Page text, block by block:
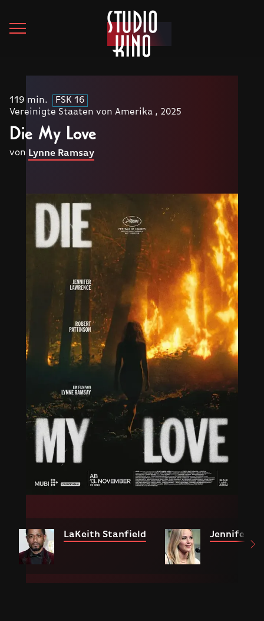
119 min.
FSK 16
Vereinigte Staaten von Amerika , 2025
Die My Love
von Lynne Ramsay
LaKeith Stanfield Jennifer